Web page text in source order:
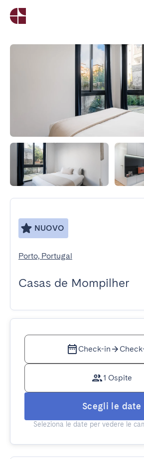
NUOVO
Porto, Portugal
Casas de Mompilher
Check-in
1 Ospite
Scegli le date
Seleziona le date per vedere le